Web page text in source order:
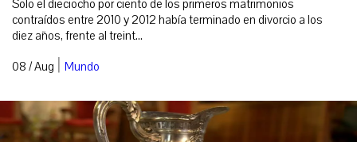
Solo el dieciocho por ciento de los primeros matrimonios
contraídos entre 2010 y 2012 había terminado en divorcio a los
diez años, frente al treint...
08 / Aug | Mundo